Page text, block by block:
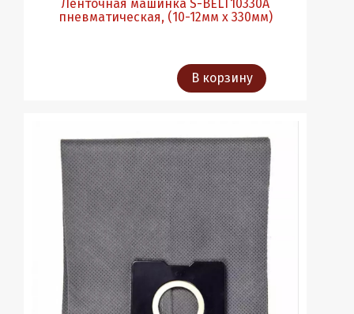
Ленточная машинка S-BELT10330A
пневматическая, (10-12мм х 330мм)
В корзину